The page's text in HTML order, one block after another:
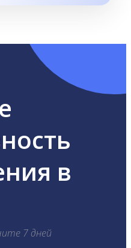
в
7 дней